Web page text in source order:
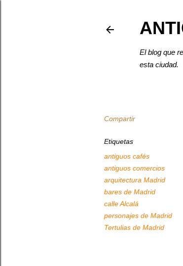
El blog que
esta ciudad.
Compartir
Etiquetas
antiguos cafés
antiguos comercios
arquitectura Madrid
bares de Madrid
calle Alcalá
personajes de Madrid
Tertulias de Madrid